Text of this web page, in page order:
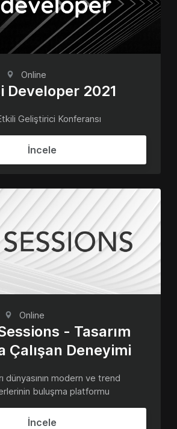
Online
Developer 2021
Geliştirici Konferansı
İncele
Online
- Tasarım
Çalışan Deneyimi
dünyasının modern ve trend
buluşma platformu
İncele